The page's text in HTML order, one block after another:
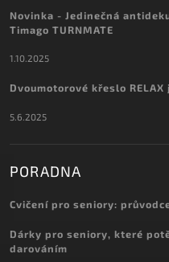
Novinka - Jedinečná
Timago TURNMATE
1.10.2025
Dvoumotorové křeslo
5.6.2025
PORADNA
Cvičení pro seniory:
Dárky pro seniory, které
darováním